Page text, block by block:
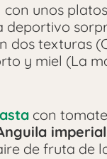
unos
deportivo
dos texturas
y miel (La
con
de fruta de